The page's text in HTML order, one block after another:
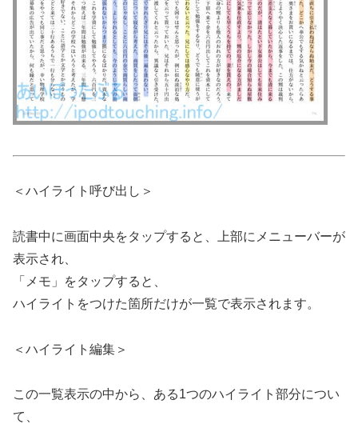
＜ハイライト呼び出し＞
読書中に画面中央をタップすると、上部にメニューバーが
表示され、
「メモ」をタップすると、
ハイライトをつけた箇所だけが一覧で表示されます。
＜ハイライト編集＞
この一覧表示の中から、ある1つのハイライト部分につい
て、